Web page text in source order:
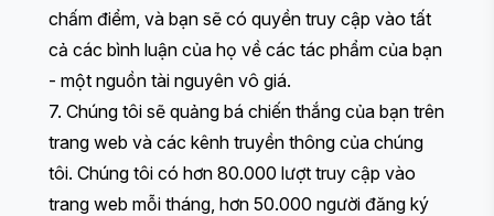
chấm điểm, và bạn sẽ có quyền truy cập vào tất
cả các bình luận của họ về các tác phẩm của bạn
- một nguồn tài nguyên vô giá.
7. Chúng tôi sẽ quảng bá chiến thắng của bạn trên
trang web và các kênh truyền thông của chúng
tôi. Chúng tôi có hơn 80.000 lượt truy cập vào
trang web mỗi tháng, hơn 50.000 người đăng ký